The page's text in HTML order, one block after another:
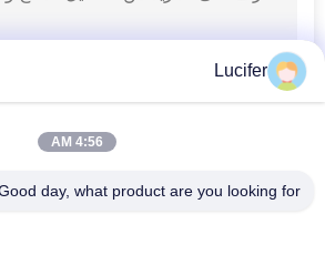
أكياس الفقاعة
12
Lucifer
4:56 AM
day, what product are you looking for?